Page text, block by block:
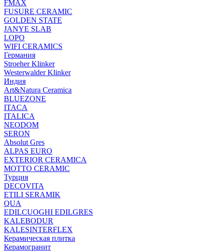
FMAX
FUSURE CERAMIC
GOLDEN STATE
JANYE SLAB
LOPO
WIFI CERAMICS
Германия
Stroeher Klinker
Westerwalder Klinker
Индия
Art&Natura Ceramica
BLUEZONE
ITACA
ITALICA
NEODOM
SERON
Absolut Gres
ALPAS EURO
EXTERIOR CERAMICA
MOTTO CERAMIC
Турция
DECOVITA
ETILI SERAMIK
QUA
EDILCUOGHI EDILGRES
KALEBODUR
KALESINTERFLEX
Керамическая плитка
Керамогранит